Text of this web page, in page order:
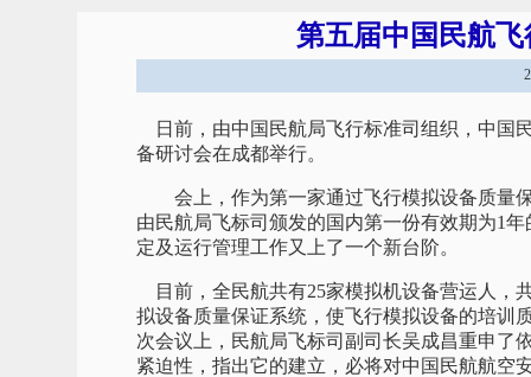
第五届中国民航
日前，由中国民航局飞行标准司组织，中国
备研讨会在成都举行。
会上，作为第一家通过飞行模拟设备质量保
由民航局飞标司颁发的国内第一份有效期为1
定及运行管理工作又上了一个新台阶。
目前，全民航共有25家模拟机设备营运人，
拟设备质量保证系统，使飞行模拟设备的培训
次会议上，民航局飞标司副司长吴成昌重申了
紧迫性，指出它的建立，必将对中国民航航空